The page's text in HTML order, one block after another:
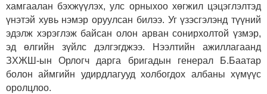
хамгаалан бэхжүүлэх, улс орныхоо хөгжил цэцэглэлтэд
үнэтэй хувь нэмэр оруулсан билээ. Уг үзэсгэлэнд түүний
эдэлж хэрэглэж байсан олон арван сонирхолтой үзмэр,
эд өлгийн зүйлс дэлгэгджээ. Нээлтийн ажиллагаанд
ЗХЖШ-ын Орлогч дарга бригадын генерал Б.Баатар
болон аймгийн удирдлагууд холбогдох албаны хүмүүс
оролцлоо.